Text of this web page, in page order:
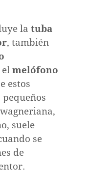
la tuba
, también
melófono
estos
suele
se
de